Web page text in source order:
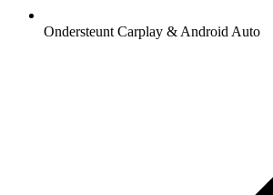
Ondersteunt Carplay & Android Auto